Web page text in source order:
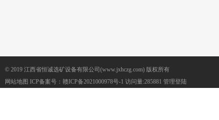
© 2019 江西省恒诚选矿设备有限公司(www.jxhczg.com) 版权所有
网站地图 ICP备案号： 赣ICP备2021000978号-1 访问量:285881 管理登陆